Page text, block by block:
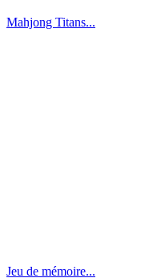
Mahjong Titans...
Jeu de mémoire...